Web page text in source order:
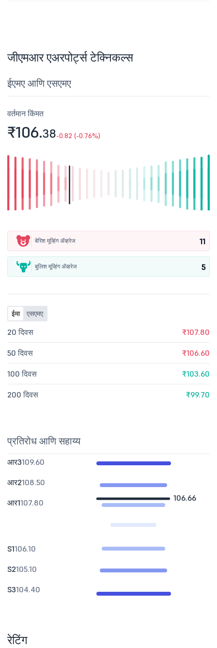
जीएमआर एअरपोर्ट्स टेक्निकल्स
ईएमए आणि एसएमए
वर्तमान किंमत
₹106.38-0.82 (-0.76%)
बेरिश मूव्हिंग ॲव्हरेज 11
बुलिश मूव्हिंग ॲव्हरेज 5
ईमा एसएमए
20 दिवस ₹107.80
50 दिवस ₹106.60
100 दिवस ₹103.60
200 दिवस ₹99.70
प्रतिरोध आणि सहाय्य
106.66
आर3109.60
आर2108.50
आर1107.80
S1106.10
S2105.10
S3104.40
रेटिंग